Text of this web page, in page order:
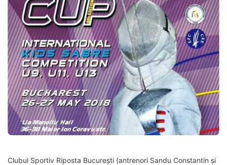
Clubul Sportiv Riposta București (antrenori Sandu Constantin și